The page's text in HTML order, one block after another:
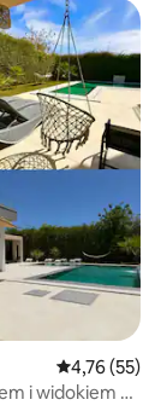
Średnia
4,76 (55)
i widokiem na